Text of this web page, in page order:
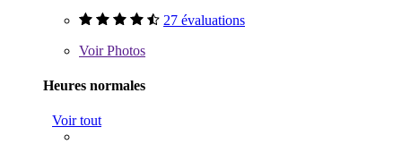
27 évaluations
VoirPhotos
Heures normales
Voir tout